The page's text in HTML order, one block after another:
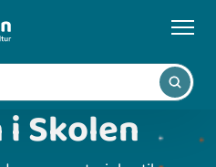
til
Skolen